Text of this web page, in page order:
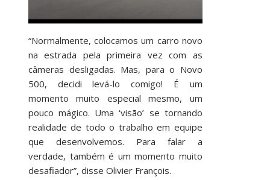
“Normalmente, colocamos um carro novo
na estrada pela primeira vez com as
câmeras desligadas. Mas, para o Novo
500, decidi levá-lo comigo! É um
momento muito especial mesmo, um
pouco mágico. Uma ‘visão’ se tornando
realidade de todo o trabalho em equipe
que desenvolvemos. Para falar a
verdade, também é um momento muito
desafiador”, disse Olivier François.